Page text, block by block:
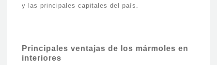
y las principales capitales del país.
Principales ventajas de los mármoles en
interiores